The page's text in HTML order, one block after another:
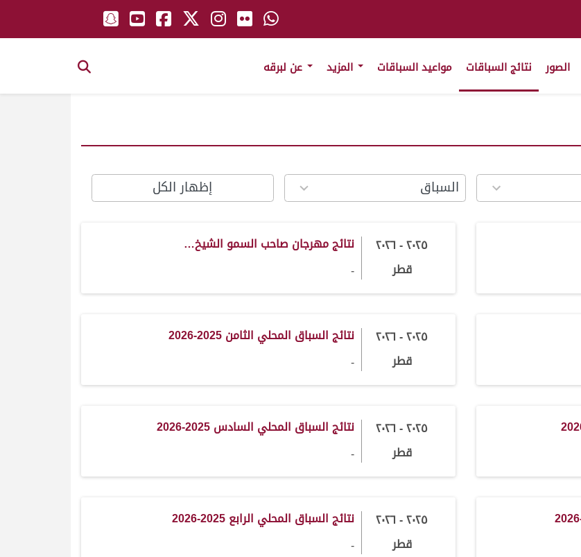
الصور نتائج السباقات مواعيد السباقات
21
results
إظهار الكل
٢٠٢٥ - ٢٠٢٦
قطر
نتائج مهرجان صاحب السمو الشيخ…
-
٢٠٢٥ - ٢٠٢٦
قطر
نتائج السباق المحلي الثامن 2025-2026
-
٢٠٢٥ - ٢٠٢٦
قطر
نتائج السباق المحلي السادس 2025-2026
-
٢٠٢٥ - ٢٠٢٦
قطر
نتائج السباق المحلي الرابع 2025-2026
-